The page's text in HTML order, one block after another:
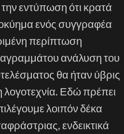
εντύπωση ότι κρατά
ενός συγγραφέα
περίπτωση
ανάλυση του
θα ήταν ύβρις
λογοτεχνία. Εδώ πρέπει
λοιπόν δέκα
ενδεικτικά